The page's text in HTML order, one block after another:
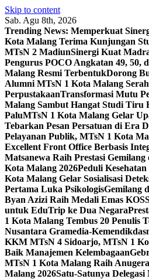
Skip to content
Sab. Agu 8th, 2026
Trending News: Memperkuat
Kota Malang Terima Kunjungan
MTsN 2 MadiunSinergi Kuat
Pengurus POCO Angkatan 49, 50,
Malang Resmi TerbentukDorong
Alumni MTsN 1 Kota Malang
PerpustakaanTransformasi Mutu
Malang Sambut Hangat Studi Tiru
PaluMTsN 1 Kota Malang Gelar
Tebarkan Pesan Persatuan di Era
Pelayanan Publik, MTsN 1 Kota
Excellent Front Office Berbasis
Matsanewa Raih Prestasi
Kota Malang 2026Peduli
Kota Malang Gelar Sosialisasi
Pertama Luka PsikologisGemilang
Byan Azizi Raih Medali Emas
untuk EduTrip ke Dua Negara
1 Kota Malang Tembus 20 Penulis
Nusantara Gramedia-
KKM MTsN 4 Sidoarjo, MTsN 1
Baik Manajemen Kelembagaan
MTsN 1 Kota Malang Raih
Malang 2026Satu-Satunya